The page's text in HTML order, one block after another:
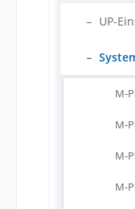
UP-
M-
M-
M-
M-